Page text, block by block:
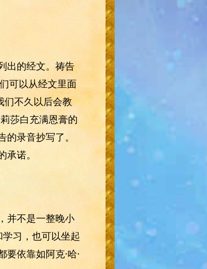
出的经文。祷告
可以从经文里面
们不久以后会教
莎白充满恩膏的
录音抄写了。
诺。
并不是一整晚小
习，也可以坐起
依靠如阿克·哈·